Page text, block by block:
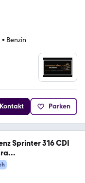
• Benzin
Kontakt Parken
Sprinter 316 CDI